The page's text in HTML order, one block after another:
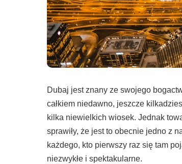
Dubaj jest znany ze swojego
całkiem niedawno, jeszcze
kilka niewielkich wiosek. Jednak
sprawiły, że jest to obecnie jedno z
każdego, kto pierwszy raz się tam
niezwykłe i spektakularne.